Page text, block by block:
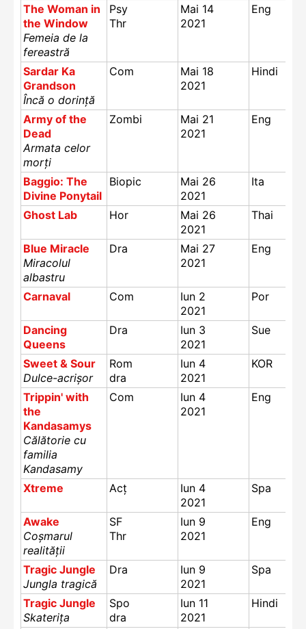
The Woman in
the Window
Femeia de la
fereastră
Psy
Thr
Mai 14
2021
Eng
Sardar Ka
Grandson
Încă o dorință
Com
Mai 18
2021
Hindi
Army of the
Dead
Armata celor
morți
Zombi
Mai 21
2021
Eng
Baggio: The
Divine Ponytail
Biopic
Mai 26
2021
Ita
Ghost Lab Hor
Mai 26
2021
Thai
Blue Miracle
Miracolul
albastru
Dra
Mai 27
2021
Eng
Carnaval Com
Iun 2
2021
Por
Dancing
Queens
Dra
Iun 3
2021
Sue
Sweet & Sour
Dulce-acrișor
Rom
dra
Iun 4
2021
KOR
Trippin' with
the
Kandasamys
Călătorie cu
familia
Kandasamy
Com
Iun 4
2021
Eng
Xtreme Acț
Iun 4
2021
Spa
Awake
Coșmarul
realității
SF
Thr
Iun 9
2021
Eng
Tragic Jungle
Jungla tragică
Dra
Iun 9
2021
Spa
Tragic Jungle
Skaterița
Spo
dra
Iun 11
2021
Hindi